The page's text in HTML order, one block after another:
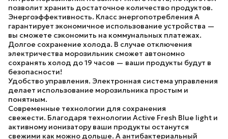
позволит хранить достаточное количество продуктов.
Энергоэффективность. Класс энергопотребления A
гарантирует экономичное использование устройства —
вы сможете сэкономить на коммунальных платежах.
Долгое сохранение холода. В случае отключения
электричества морозильник сможет автономно
сохранять холод до 19 часов — ваши продукты будут в
безопасности!
Удобство управления. Электронная система управления
делает использование морозильника простым и
понятным.
Современные технологии для сохранения
свежести. Благодаря технологии Active Fresh Blue light и
активному ионизатору ваши продукты останутся
свежими как можно дольше. А антибактериальный